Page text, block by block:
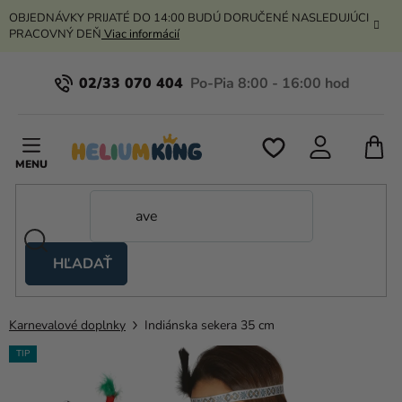
Prejsť
na
OBJEDNÁVKY PRIJATÉ DO 14:00 BUDÚ DORUČENÉ NASLEDUJÚCI
PRACOVNÝ DEŇ Viac informácií
02/33 070 404
HĽADAŤ
stany
Kanekalon
Karnevalové doplnky Indiánska sekera 35 cm
TIP